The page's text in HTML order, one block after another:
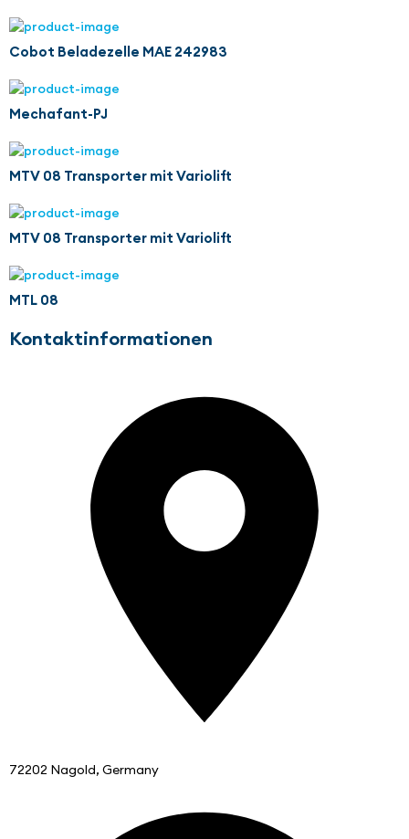
Cobot Beladezelle MAE 242983
Mechafant-PJ
MTV 08 Transporter mit Variolift
MTV 08 Transporter mit Variolift
MTL 08
Kontaktinformationen
72202 Nagold, Germany